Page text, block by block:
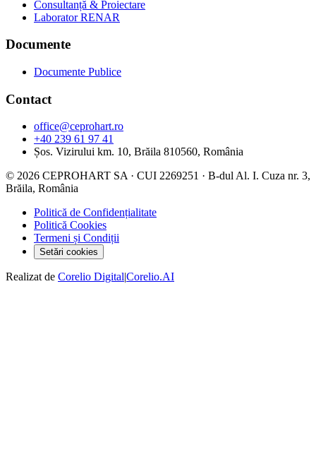
Consultanță & Proiectare
Laborator RENAR
Documente
Documente Publice
Contact
office@ceprohart.ro
+40 239 61 97 41
Șos. Vizirului km. 10, Brăila 810560, România
© 2026 CEPROHART SA · CUI 2269251 · B-dul Al. I. Cuza nr. 3,
Brăila, România
Politică de Confidențialitate
Politică Cookies
Termeni și Condiții
Setări cookies
Realizat de Corelio DigitalCorelio.AI